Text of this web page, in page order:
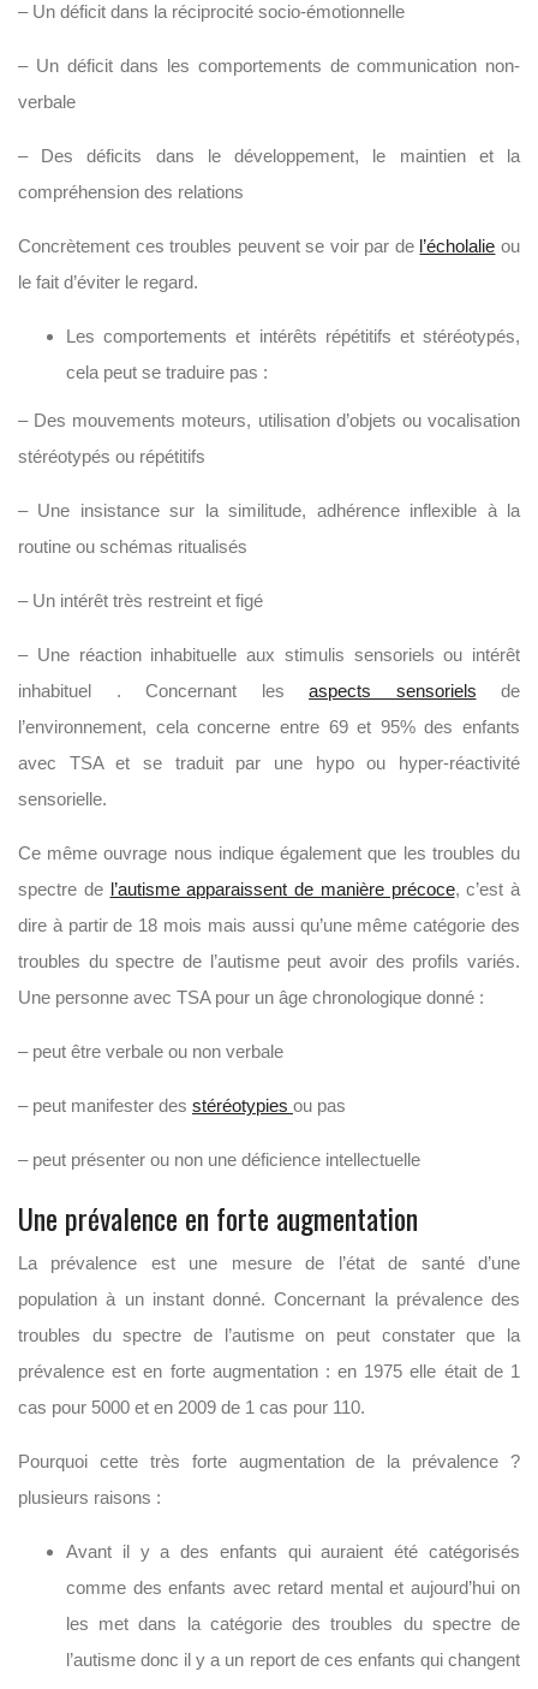
– Un déficit dans la réciprocité socio-émotionnelle
– Un déficit dans les comportements de communication non-
verbale
– Des déficits dans le développement, le maintien et la
compréhension des relations
Concrètement ces troubles peuvent se voir par de l’écholalie ou
le fait d’éviter le regard.
Les comportements et intérêts répétitifs et stéréotypés,
cela peut se traduire pas :
– Des mouvements moteurs, utilisation d’objets ou vocalisation
stéréotypés ou répétitifs
– Une insistance sur la similitude, adhérence inflexible à la
routine ou schémas ritualisés
– Un intérêt très restreint et figé
– Une réaction inhabituelle aux stimulis sensoriels ou intérêt
inhabituel . Concernant les aspects sensoriels de
l’environnement, cela concerne entre 69 et 95% des enfants
avec TSA et se traduit par une hypo ou hyper-réactivité
sensorielle.
Ce même ouvrage nous indique également que les troubles du
spectre de l’autisme apparaissent de manière précoce, c’est à
dire à partir de 18 mois mais aussi qu’une même catégorie des
troubles du spectre de l’autisme peut avoir des profils variés.
Une personne avec TSA pour un âge chronologique donné :
– peut être verbale ou non verbale
– peut manifester des stéréotypies ou pas
– peut présenter ou non une déficience intellectuelle
Une prévalence en forte augmentation
La prévalence est une mesure de l’état de santé d’une
population à un instant donné. Concernant la prévalence des
troubles du spectre de l’autisme on peut constater que la
prévalence est en forte augmentation : en 1975 elle était de 1
cas pour 5000 et en 2009 de 1 cas pour 110.
Pourquoi cette très forte augmentation de la prévalence ?
plusieurs raisons :
Avant il y a des enfants qui auraient été catégorisés
comme des enfants avec retard mental et aujourd’hui on
les met dans la catégorie des troubles du spectre de
l’autisme donc il y a un report de ces enfants qui changent